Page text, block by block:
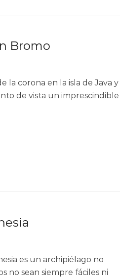
Bromo
la corona en la isla de Java y
de vista un imprescindible
es un archipiélago no
no sean siempre fáciles ni